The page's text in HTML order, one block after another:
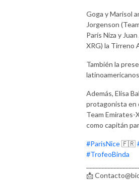
Goga y Marisol
Jorgenson
París Niza y
XRG) la Tirreno
También la
Además, Elisa
protagonista en
Team Emirates-
como capitán
#ParisNice🇫🇷
#TrofeoBinda
📩